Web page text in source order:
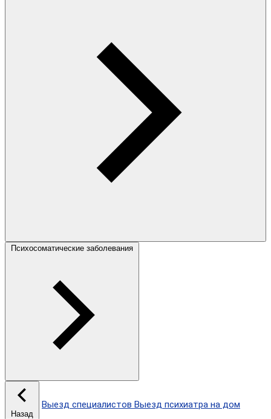
Психосоматические заболевания
Назад
Выезд специалистов Выезд психиатра на дом